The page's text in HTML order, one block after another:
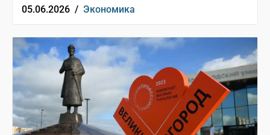
05.06.2026 / Экономика